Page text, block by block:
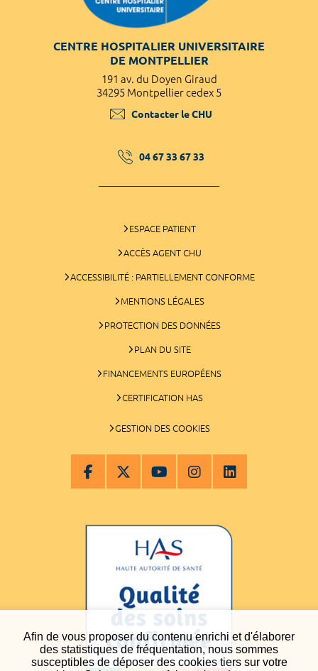
Afin de vous proposer du contenu enrichi et d'élaborer
des statistiques de fréquentation, nous sommes
susceptibles de déposer des cookies tiers sur votre
CENTRE HOSPITALIER UNIVERSITAIRE
DE MONTPELLIER
191 av. du Doyen Giraud
34295 Montpellier cedex 5
Contacter le CHU
04 67 33 67 33
ESPACE PATIENT
ACCÈS AGENT CHU
ACCESSIBILITÉ : PARTIELLEMENT CONFORME
MENTIONS LÉGALES
PROTECTION DES DONNÉES
PLAN DU SITE
FINANCEMENTS EUROPÉENS
CERTIFICATION HAS
GESTION DES COOKIES